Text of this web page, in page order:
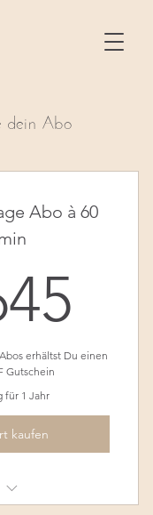
Abo
Abo à 60
erhältst Du einen
Gutschein
für 1 Jahr
kaufen